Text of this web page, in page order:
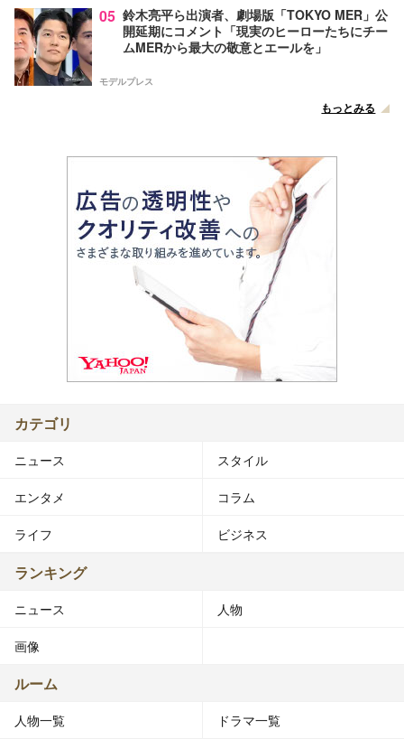
05 鈴木亮平ら出演者、劇場版「TOKYO MER」公
開延期にコメント「現実のヒーローたちにチー
ムMERから最大の敬意とエールを」
モデルプレス
もっとみる
カテゴリ
ニュース スタイル
エンタメ コラム
ライフ ビジネス
ランキング
ニュース 人物
画像
ルーム
人物一覧 ドラマ一覧